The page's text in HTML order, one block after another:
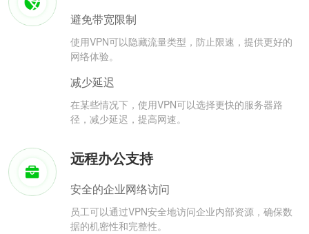
避免带宽限制
使用VPN可以隐藏流量类型，防止限速，提供更好的
网络体验。
减少延迟
在某些情况下，使用VPN可以选择更快的服务器路
径，减少延迟，提高网速。
远程办公支持
安全的企业网络访问
员工可以通过VPN安全地访问企业内部资源，确保数
据的机密性和完整性。